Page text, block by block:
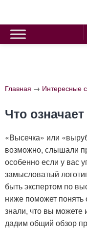
content
Главная → Интересные
Что
«Высечка» или
возможно, слышали
особенно если у вас
замысловатый
быть экспертом по
ниже поможет понять
знали, что вы можете
дадим общий обзор